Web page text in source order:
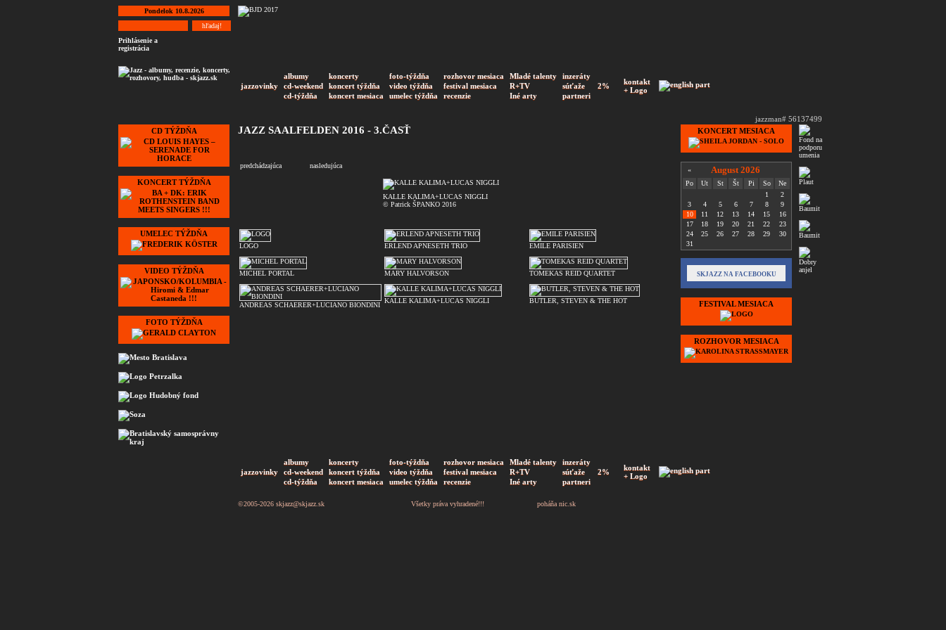
Pondelok 10.8.2026
Prihlásenie a
registrácia
jazzovinky
albumy koncerty foto-týždňa rozhovor mesiaca Mladé talenty
inzeráty
2%
kontakt
+ Logo
cd-weekend koncert týždňa video týždňa festival mesiaca R+TV
súťaže
cd-týždňa
koncert mesiaca umelec týždňa recenzie Iné arty partneri
jazzman# 56137499
CD TÝŽDŇA
KONCERT TÝŽDŇA
UMELEC TÝŽDŇA
VIDEO TÝŽDŇA
FOTO TÝŽDŇA
JAZZ SAALFELDEN 2016 - 3.ČASŤ
predchádzajúca nasledujúca
KALLE KALIMA+LUCAS NIGGLI
© Patrick ŠPANKO 2016
LOGO ERLEND APNESETH TRIO EMILE PARISIEN
MICHEL PORTAL MARY HALVORSON TOMEKAS REID QUARTET
ANDREAS SCHAERER+LUCIANO BIONDINI
KALLE KALIMA+LUCAS NIGGLI BUTLER, STEVEN & THE HOT
KONCERT MESIACA
« August 2026
Po Ut St Št Pi So
Ne
1
2
3
4 5 6 7 8
9
10
11 12 13 14 15
16
17
18 19 20 21 22
23
24
25 26 27 28 29
30
31
SKJAZZ NA FACEBOOKU
FESTIVAL MESIACA
ROZHOVOR MESIACA
jazzovinky
albumy koncerty foto-týždňa rozhovor mesiaca Mladé talenty
inzeráty
2%
kontakt
+ Logo
cd-weekend koncert týždňa video týždňa festival mesiaca R+TV
súťaže
cd-týždňa
koncert mesiaca umelec týždňa recenzie Iné arty partneri
©2005-2026 skjazz@skjazz.sk Všetky práva vyhradené!!! poháňa nic.sk